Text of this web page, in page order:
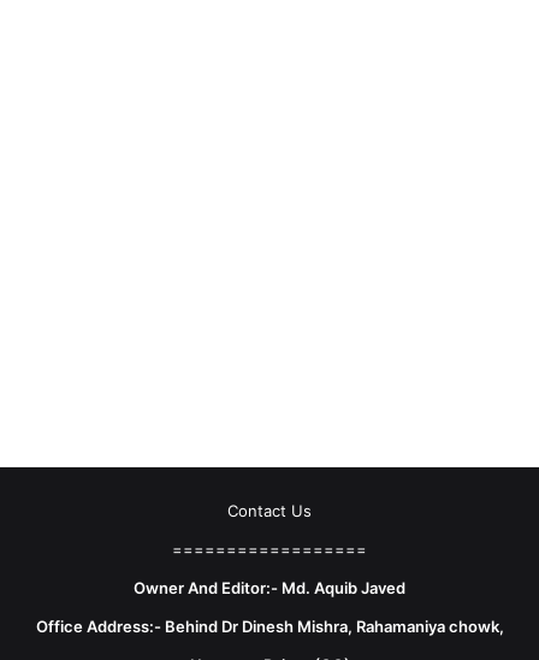
Contact Us
==================
Owner And Editor:- Md. Aquib Javed
Office Address:- Behind Dr Dinesh Mishra, Rahamaniya chowk,